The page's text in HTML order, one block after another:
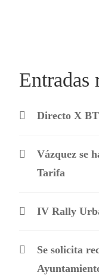
Entradas
Directo X
Vázquez se
Tarifa
IV Rally
Se solicita